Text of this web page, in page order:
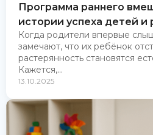
Программа раннего
истории успеха детей и
Когда родители впервые
замечают, что их ребёнок
растерянность становятся
Кажется,...
13.10.2025